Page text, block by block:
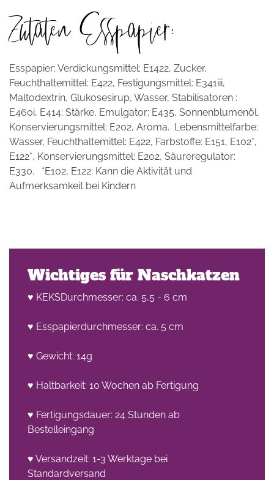
Zutaten Esspapier:
Esspapier: Verdickungsmittel: E1422, Zucker,
Feuchthaltemittel: E422, Festigungsmittel: E341iii,
Maltodextrin, Glukosesirup, Wasser, Stabilisatoren :
E460i, E414; Stärke, Emulgator: E435, Sonnenblumenöl,
Konservierungsmittel: E202, Aroma. Lebensmittelfarbe:
Wasser, Feuchthaltemittel: E422, Farbstoffe: E151, E102*,
E122*, Konservierungsmittel: E202, Säureregulator:
E330. *E102, E122: Kann die Aktivität und
Aufmerksamkeit bei Kindern
Wichtiges für Naschkatzen
♥ KEKSDurchmesser: ca. 5,5 - 6 cm
♥ Esspapierdurchmesser: ca. 5 cm
♥ Gewicht: 14g
♥ Haltbarkeit: 10 Wochen ab Fertigung
♥ Fertigungsdauer: 24 Stunden ab
Bestelleingang
♥ Versandzeit: 1-3 Werktage bei
Standardversand